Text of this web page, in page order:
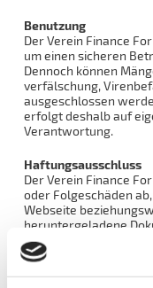
Benutzung
Der Verein Finance
um einen sicheren
Dennoch können
verfälschung,
ausgeschlossen
erfolgt deshalb auf
Verantwortung.
Haftungsausschluss
Der Verein Finance
oder Folgeschäden
Webseite
heruntergeladene
der Unmöglichkeit
Links auf andere